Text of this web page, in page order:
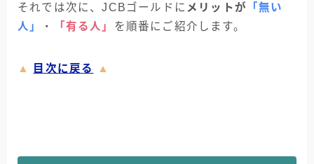
それでは次に、JCBゴールドに メリットが
「無い
人」
・ 「有る人」 を順番にご紹介します。
▲ 目次に戻る ▲